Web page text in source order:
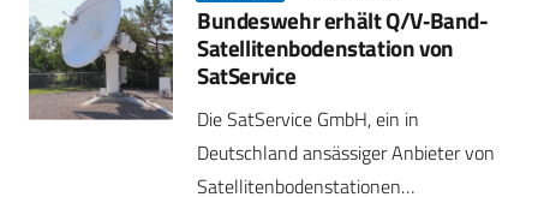
Bundeswehr erhält Q/V‑Band-
Satellitenbodenstation von
SatService
Die SatService GmbH, ein in
Deutschland ansässiger Anbieter von
Satellitenbodenstationen…